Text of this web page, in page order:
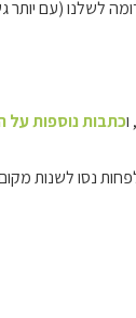
לשלנו (עם
כתבות נוספות על
נסו לשנות